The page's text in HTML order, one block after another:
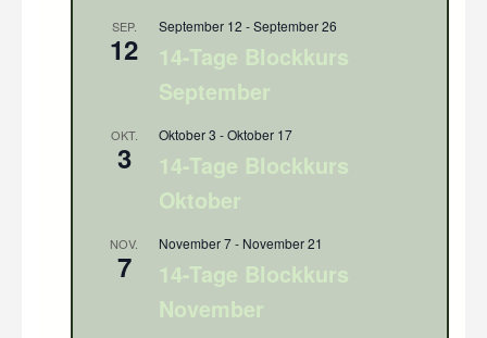
SEP.
12
September 12 -September 26
14-Tage Blockkurs
September
OKT.
3
Oktober 3 -Oktober 17
14-Tage Blockkurs
Oktober
NOV.
7
November 7- November 21
14-Tage Blockkurs
November